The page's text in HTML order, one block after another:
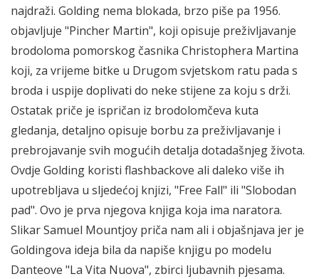
najdraži. Golding nema blokada, brzo piše pa 1956.
objavljuje "Pincher Martin", koji opisuje preživljavanje
brodoloma pomorskog časnika Christophera Martina
koji, za vrijeme bitke u Drugom svjetskom ratu pada s
broda i uspije doplivati do neke stijene za koju s drži.
Ostatak priče je ispričan iz brodolomčeva kuta
gledanja, detaljno opisuje borbu za preživljavanje i
prebrojavanje svih mogućih detalja dotadašnjeg života.
Ovdje Golding koristi flashbackove ali daleko više ih
upotrebljava u sljedećoj knjizi, "Free Fall" ili "Slobodan
pad". Ovo je prva njegova knjiga koja ima naratora.
Slikar Samuel Mountjoy priča nam ali i objašnjava jer je
Goldingova ideja bila da napiše knjigu po modelu
Danteove "La Vita Nuova", zbirci ljubavnih pjesama.